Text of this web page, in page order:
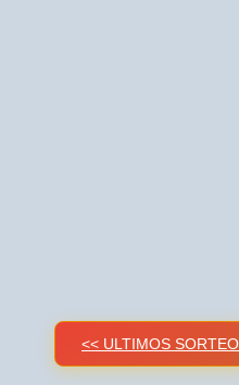
<< ULTIMOS